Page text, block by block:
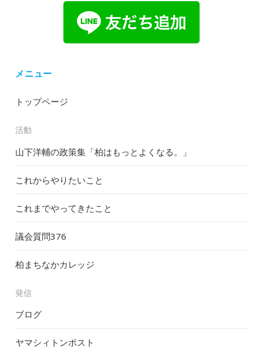
メニュー
トップページ
活動
山下洋輔の政策集「柏はもっとよくなる。」
これからやりたいこと
これまでやってきたこと
議会質問376
柏まちなかカレッジ
発信
ブログ
ヤマシィトンポスト